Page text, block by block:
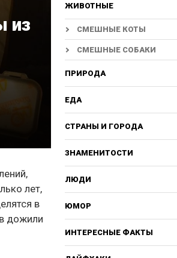
из
лет,
в
дожили
ЖИВОТНЫЕ
СМЕШНЫЕ КОТЫ
СМЕШНЫЕ СОБАКИ
ПРИРОДА
ЕДА
СТРАНЫ И ГОРОДА
ЗНАМЕНИТОСТИ
ЛЮДИ
ЮМОР
ИНТЕРЕСНЫЕ ФАКТЫ